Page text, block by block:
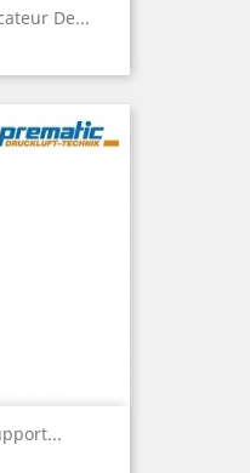
De...